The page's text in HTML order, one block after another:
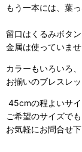
もう一本には、葉
留口はくるみボタン
金属は使っていま
カラーもいろいろ、
お揃いのブレスレ
45cmの程よいサイ
ご希望のサイズでも
お気軽にお問合せ下